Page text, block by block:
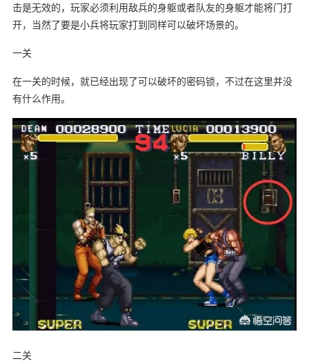
击是无效的，玩家必须利用敌兵的身躯或者队友的身躯才能将门打
开，当然了要是小兵将玩家打到同样可以破坏场景的。
一关
在一关的时候，就已经出现了可以破坏的密码锁，不过在这里并没
有什么作用。
二关